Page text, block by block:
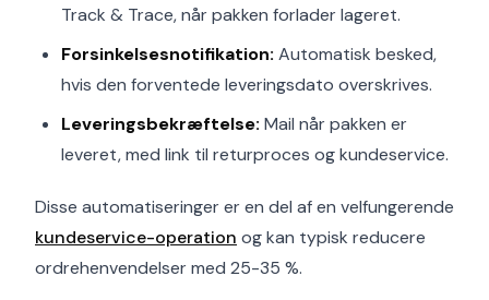
Track & Trace, når pakken forlader lageret.
Forsinkelsesnotifikation: Automatisk besked,
hvis den forventede leveringsdato overskrives.
Leveringsbekræftelse: Mail når pakken er
leveret, med link til returproces og kundeservice.
Disse automatiseringer er en del af en velfungerende
kundeservice-operation og kan typisk reducere
ordrehenvendelser med 25-35 %.